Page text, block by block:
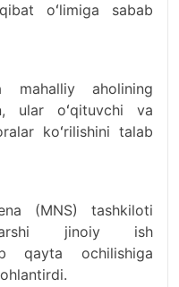
oʻlimiga sabab
aholining
ular oʻqituvchi va
koʻrilishini talab
(MNS) tashkiloti
jinoiy ish
qayta ochilishiga